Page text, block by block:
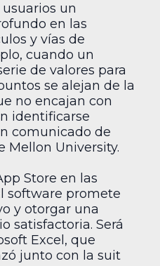
un
en las
y vías de
cuando un
de valores para
se alejan de la
no encajan con
identificarse
comunicado de
Mellon University.
Store en las
software promete
y otorgar una
satisfactoria. Será
Excel, que
junto con la suit